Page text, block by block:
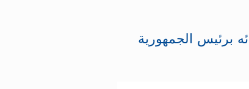
برئيس الجمهورية